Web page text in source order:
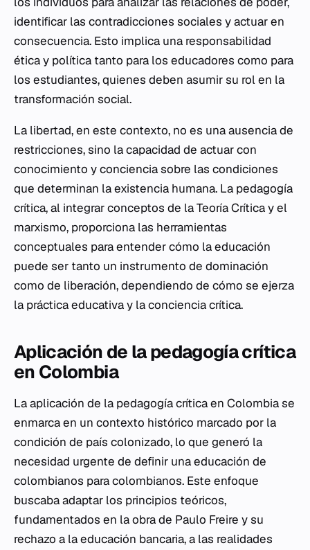
identificar las contradicciones sociales y actuar en
consecuencia. Esto implica una responsabilidad
ética y política tanto para los educadores como para
los estudiantes, quienes deben asumir su rol en la
transformación social.
La libertad, en este contexto, no es una ausencia de
restricciones, sino la capacidad de actuar con
conocimiento y conciencia sobre las condiciones
que determinan la existencia humana. La pedagogía
crítica, al integrar conceptos de la Teoría Crítica y el
marxismo, proporciona las herramientas
conceptuales para entender cómo la educación
puede ser tanto un instrumento de dominación
como de liberación, dependiendo de cómo se ejerza
la práctica educativa y la conciencia crítica.
Aplicación de la pedagogía crítica
en Colombia
La aplicación de la pedagogía crítica en Colombia se
enmarca en un contexto histórico marcado por la
condición de país colonizado, lo que generó la
necesidad urgente de definir una educación de
colombianos para colombianos. Este enfoque
buscaba adaptar los principios teóricos,
fundamentados en la obra de Paulo Freire y su
rechazo a la educación bancaria, a las realidades